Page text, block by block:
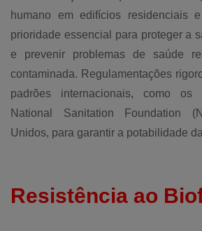
humano em edifícios residenciais
prioridade essencial para proteger a
e prevenir problemas de saúde
contaminada. Regulamentações
padrões internacionais, como os
National Sanitation Foundation
Unidos, para garantir a potabilidade
Resistência ao